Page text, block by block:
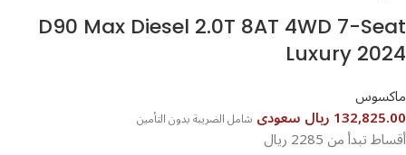
D90 Max Diesel 2.0T 8AT 4WD 7-Seat
Luxury 2024
ماكسوس
132,825.00 ريال سعودى شامل الضريبة بدون التأمين
أقساط تبدأ من 2285 ريال